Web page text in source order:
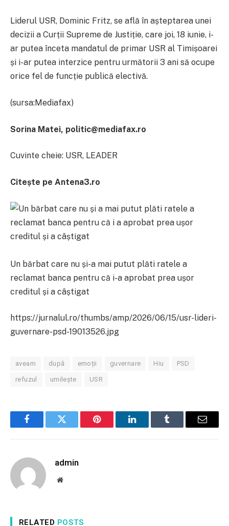
Liderul USR, Dominic Fritz, se află în așteptarea unei
decizii a Curții Supreme de Justiție, care joi, 18 iunie, i-
ar putea înceta mandatul de primar USR al Timișoarei
și i-ar putea interzice pentru următorii 3 ani să ocupe
orice fel de funcție publică electivă.
(sursa:Mediafax)
Sorina Matei, politic@mediafax.ro
Cuvinte cheie: USR, LEADER
Citește pe Antena3.ro
Un bărbat care nu și-a mai putut plăti ratele a
reclamat banca pentru că i-a aprobat prea ușor
creditul și a câștigat
https://jurnalul.ro/thumbs/amp/2026/06/15/usr-lideri-
guvernare-psd-19013526.jpg
aveam după emoții guvernare Hiu PSD
refuzul umilește USR
FacebookTwitter Pinterest LinkedInTumblr Email
admin
Website
RELATED POSTS